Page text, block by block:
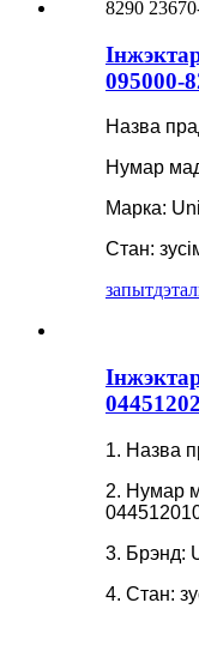
095000-
Назва
Нумар
Марка:
Стан:
запыт
1. Назва
2. Нумар
3. Брэнд:
4. Стан: